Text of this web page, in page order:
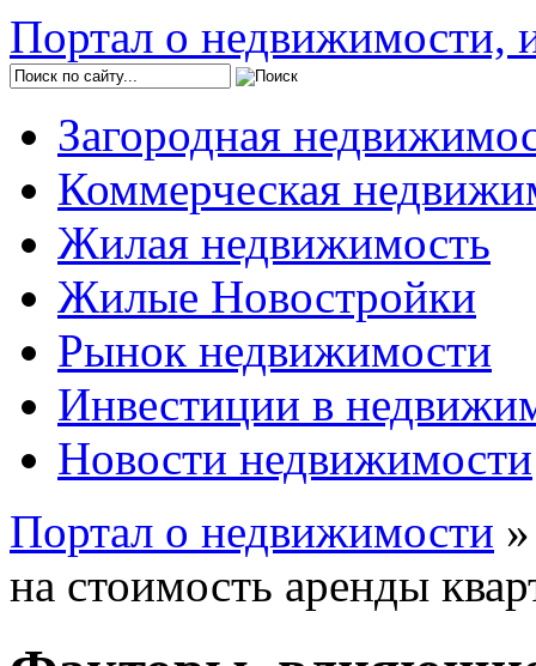
Портал о недвижимости,
Загородная
Коммерческая
Жилая недвижимость
Жилые Новостройки
Рынок недвижимости
Инвестиции в
Новости недвижимости
Портал о недвижимости
на стоимость аренды